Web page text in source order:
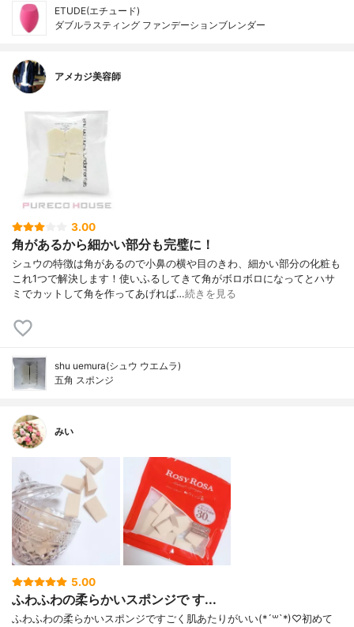
ETUDE(エチュード)
ダブルラスティング ファンデーションブレンダー
アメカジ美容師
3.00
角があるから細かい部分も完璧に！
シュウの特徴は角があるので小鼻の横や目のきわ、細かい部分の化粧も
これ1つで解決します！使いふるしてきて角がボロボロになってとハサ
ミでカットして角を作ってあげれば…続きを見る
shu uemura(シュウ ウエムラ)
五角 スポンジ
みい
5.00
ふわふわの柔らかいスポンジで す...
ふわふわの柔らかいスポンジですごく肌あたりがいい(*´꒳`*)♡初めて